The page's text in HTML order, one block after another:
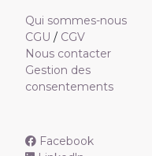
Qui sommes-nous
CGU / CGV
Nous contacter
Gestion des
consentements
Facebook